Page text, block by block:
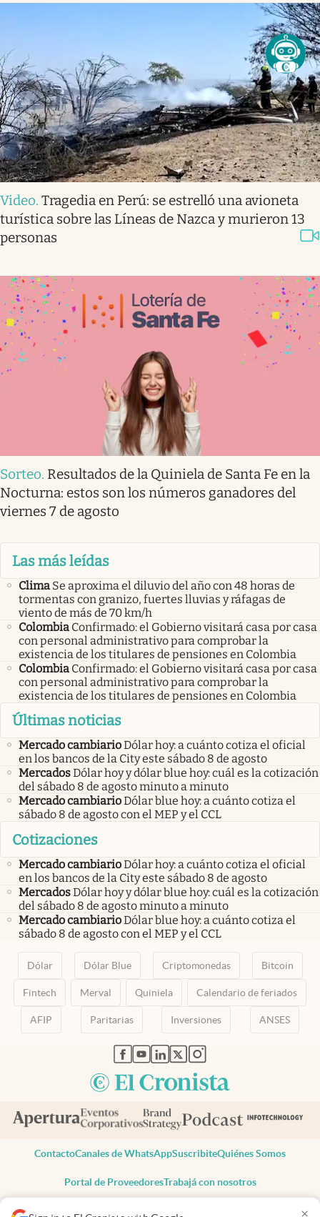
×
Video. Tragedia en Perú: se estrelló una avioneta
turística sobre las Líneas de Nazca y murieron 13
personas
Sorteo. Resultados de la Quiniela de Santa Fe en la
Nocturna: estos son los números ganadores del
viernes 7 de agosto
Las más leídas
Clima Se aproxima el diluvio del año con 48 horas de
tormentas con granizo, fuertes lluvias y ráfagas de
viento de más de 70 km/h
Colombia Confirmado: el Gobierno visitará casa por casa
con personal administrativo para comprobar la
existencia de los titulares de pensiones en Colombia
Colombia Confirmado: el Gobierno visitará casa por casa
con personal administrativo para comprobar la
existencia de los titulares de pensiones en Colombia
Últimas noticias
Mercado cambiarioDólar hoy: a cuánto cotiza el oficial
en los bancos de la City este sábado 8 de agosto
MercadosDólar hoy y dólar blue hoy: cuál es la cotización
del sábado 8 de agosto minuto a minuto
Mercado cambiarioDólar blue hoy: a cuánto cotiza el
sábado 8 de agosto con el MEP y el CCL
Cotizaciones
Mercado cambiarioDólar hoy: a cuánto cotiza el oficial
en los bancos de la City este sábado 8 de agosto
MercadosDólar hoy y dólar blue hoy: cuál es la cotización
del sábado 8 de agosto minuto a minuto
Mercado cambiarioDólar blue hoy: a cuánto cotiza el
sábado 8 de agosto con el MEP y el CCL
Dólar Dólar Blue Criptomonedas Bitcoin
Fintech Merval Quiniela Calendario de feriados
AFIP Paritarias Inversiones ANSES
abre en nueva pestaña
abre en nueva pestaña
abre en nueva pestaña
abre en nueva pestaña
abre en nueva pestaña
ContactoCanales de WhatsAppSuscribiteQuiénes Somos
Portal de ProveedoresTrabajá con nosotros